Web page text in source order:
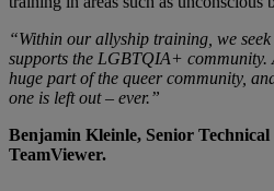
“Within our allyship training, we
supports the LGBTQIA+ community.
huge part of the queer community,
one is left out – ever.”
Benjamin Kleinle, Senior
TeamViewer.